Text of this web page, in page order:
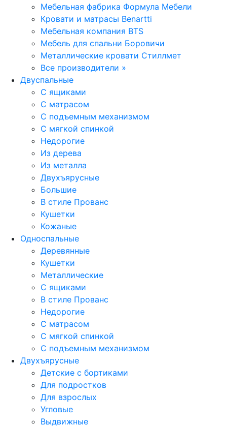
Мебельная фабрика Формула Мебели
Кровати и матрасы Benartti
Мебельная компания BTS
Мебель для спальни Боровичи
Металлические кровати Стиллмет
Все производители »
Двуспальные
С ящиками
С матрасом
С подъемным механизмом
С мягкой спинкой
Недорогие
Из дерева
Из металла
Двухъярусные
Большие
В стиле Прованс
Кушетки
Кожаные
Односпальные
Деревянные
Кушетки
Металлические
С ящиками
В стиле Прованс
Недорогие
С матрасом
С мягкой спинкой
С подъемным механизмом
Двухъярусные
Детские с бортиками
Для подростков
Для взрослых
Угловые
Выдвижные